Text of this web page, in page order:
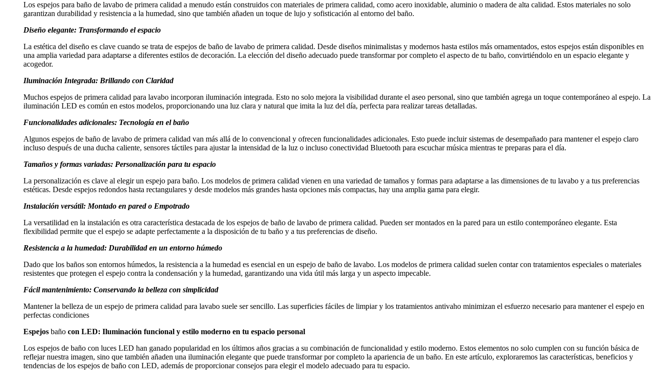
Los espejos para baño de lavabo de primera calidad a menudo están construidos con materiales de primera calidad, como acero inoxidable, aluminio o madera de alta calidad. Estos materiales no solo
garantizan durabilidad y resistencia a la humedad, sino que también añaden un toque de lujo y sofisticación al entorno del baño.
Diseño elegante: Transformando el espacio
La estética del diseño es clave cuando se trata de espejos de baño de lavabo de primera calidad. Desde diseños minimalistas y modernos hasta estilos más ornamentados, estos espejos están disponibles en
una amplia variedad para adaptarse a diferentes estilos de decoración. La elección del diseño adecuado puede transformar por completo el aspecto de tu baño, convirtiéndolo en un espacio elegante y
acogedor.
Iluminación Integrada: Brillando con Claridad
Muchos espejos de primera calidad para lavabo incorporan iluminación integrada. Esto no solo mejora la visibilidad durante el aseo personal, sino que también agrega un toque contemporáneo al espejo. La
iluminación LED es común en estos modelos, proporcionando una luz clara y natural que imita la luz del día, perfecta para realizar tareas detalladas.
Funcionalidades adicionales: Tecnología en el baño
Algunos espejos de baño de lavabo de primera calidad van más allá de lo convencional y ofrecen funcionalidades adicionales. Esto puede incluir sistemas de desempañado para mantener el espejo claro
incluso después de una ducha caliente, sensores táctiles para ajustar la intensidad de la luz o incluso conectividad Bluetooth para escuchar música mientras te preparas para el día.
Tamaños y formas variadas: Personalización para tu espacio
La personalización es clave al elegir un espejo para baño. Los modelos de primera calidad vienen en una variedad de tamaños y formas para adaptarse a las dimensiones de tu lavabo y a tus preferencias
estéticas. Desde espejos redondos hasta rectangulares y desde modelos más grandes hasta opciones más compactas, hay una amplia gama para elegir.
Instalación versátil: Montado en pared o Empotrado
La versatilidad en la instalación es otra característica destacada de los espejos de baño de lavabo de primera calidad. Pueden ser montados en la pared para un estilo contemporáneo elegante. Esta
flexibilidad permite que el espejo se adapte perfectamente a la disposición de tu baño y a tus preferencias de diseño.
Resistencia a la humedad: Durabilidad en un entorno húmedo
Dado que los baños son entornos húmedos, la resistencia a la humedad es esencial en un espejo de baño de lavabo. Los modelos de primera calidad suelen contar con tratamientos especiales o materiales
resistentes que protegen el espejo contra la condensación y la humedad, garantizando una vida útil más larga y un aspecto impecable.
Fácil mantenimiento: Conservando la belleza con simplicidad
Mantener la belleza de un espejo de primera calidad para lavabo suele ser sencillo. Las superficies fáciles de limpiar y los tratamientos antivaho minimizan el esfuerzo necesario para mantener el espejo en
perfectas condiciones
Espejos baño con LED: Iluminación funcional y estilo moderno en tu espacio personal
Los espejos de baño con luces LED han ganado popularidad en los últimos años gracias a su combinación de funcionalidad y estilo moderno. Estos elementos no solo cumplen con su función básica de
reflejar nuestra imagen, sino que también añaden una iluminación elegante que puede transformar por completo la apariencia de un baño. En este artículo, exploraremos las características, beneficios y
tendencias de los espejos de baño con LED, además de proporcionar consejos para elegir el modelo adecuado para tu espacio.